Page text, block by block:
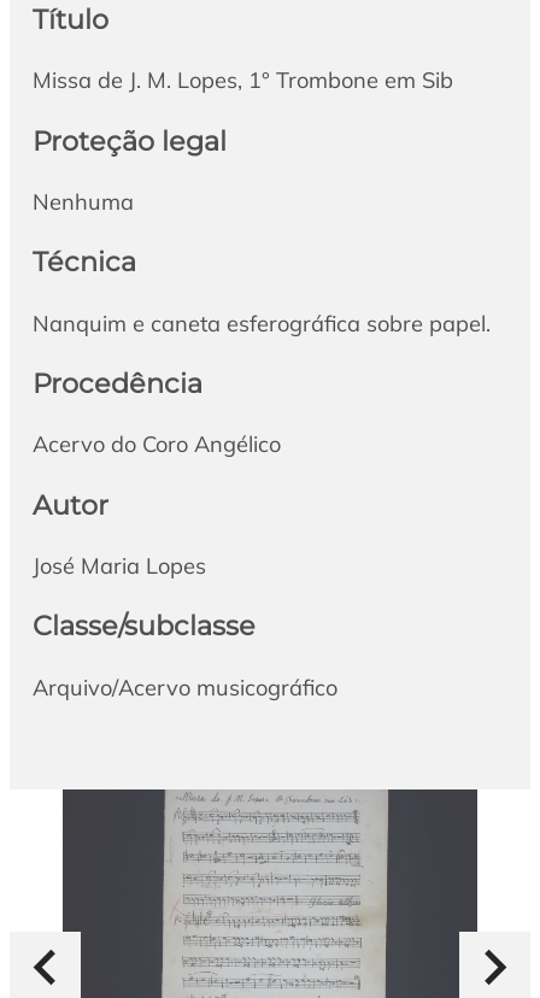
Título
Missa de J. M. Lopes, 1° Trombone em Sib
Proteção legal
Nenhuma
Técnica
Nanquim e caneta esferográfica sobre papel.
Procedência
Acervo do Coro Angélico
Autor
José Maria Lopes
Classe/subclasse
Arquivo/Acervo musicográfico